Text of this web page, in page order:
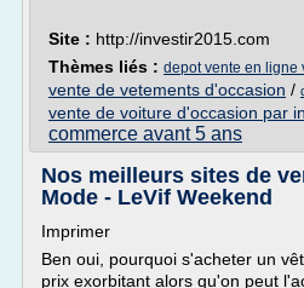
Site : http://investir2015.com
Thèmes liés : depot vente en ligne
vente de vetements d'occasion /
vente de voiture d'occasion par
commerce avant 5 ans
Nos meilleurs sites de
Mode - LeVif Weekend
Imprimer
Ben oui, pourquoi s'acheter un
prix exorbitant alors qu'on peut